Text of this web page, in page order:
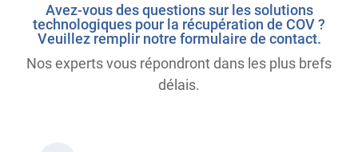
Avez-vous des questions sur les solutions
technologiques pour la récupération de COV ?
Veuillez remplir notre formulaire de contact.
Nos experts vous répondront dans les plus brefs
délais.